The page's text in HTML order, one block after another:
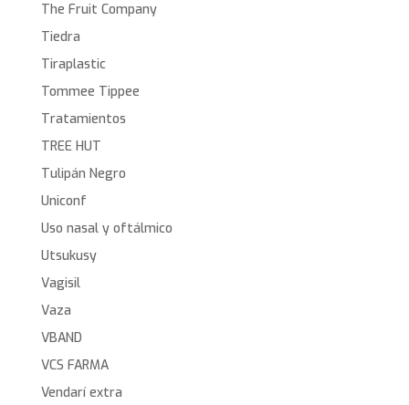
The Fruit Company
Tiedra
Tiraplastic
Tommee Tippee
Tratamientos
TREE HUT
Tulipán Negro
Uniconf
Uso nasal y oftálmico
Utsukusy
Vagisil
Vaza
VBAND
VCS FARMA
Vendarí extra